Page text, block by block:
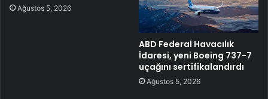
Ağustos 5, 2026
ABD Federal Havacılık
İdaresi, yeni Boeing 737-7
uçağını sertifikalandırdı
Ağustos 5, 2026